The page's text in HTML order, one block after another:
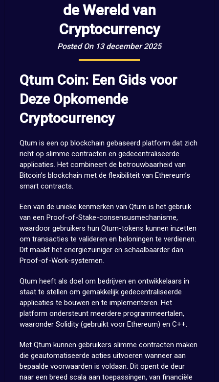
de Wereld van
Cryptocurrency
Posted On 13 december 2025
Qtum Coin: Een Gids voor
Deze Opkomende
Cryptocurrency
Qtum is een op blockchain gebaseerd platform dat zich
richt op slimme contracten en gedecentraliseerde
applicaties. Het combineert de betrouwbaarheid van
Bitcoin’s blockchain met de flexibiliteit van Ethereum’s
smart contracts.
Een van de unieke kenmerken van Qtum is het gebruik
van een Proof-of-Stake-consensusmechanisme,
waardoor gebruikers hun Qtum-tokens kunnen inzetten
om transacties te valideren en beloningen te verdienen.
Dit maakt het energiezuiniger en schaalbaarder dan
Proof-of-Work-systemen.
Qtum heeft als doel om bedrijven en ontwikkelaars in
staat te stellen om gemakkelijk gedecentraliseerde
applicaties te bouwen en te implementeren. Het
platform ondersteunt meerdere programmeertalen,
waaronder Solidity (gebruikt voor Ethereum) en C++.
Met Qtum kunnen gebruikers slimme contracten maken
die geautomatiseerde acties uitvoeren wanneer aan
bepaalde voorwaarden is voldaan. Dit opent de deur
naar een breed scala aan toepassingen, van financiële